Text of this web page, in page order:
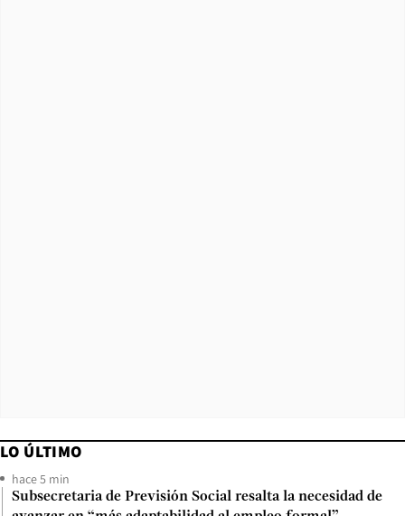
LO ÚLTIMO
hace 5 min
Subsecretaria de Previsión Social resalta la necesidad de